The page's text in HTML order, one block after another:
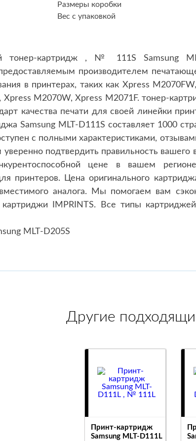
Размеры коробки
Вес с упаковкой
тонер-картридж , № 111S Samsung
производителем
в принтерах, таких как Xpress
Xpress M2070W, Xpress M2071F. тонер-
качества печати для своей линейки
Samsung MLT-D111S составляет 1000
с полными характеристиками,
уверенно подтвердить правильность
цене в вашем
принтеров. Цена оригинального
аналога. Мы помогаем вам
IMPRINTS. Все типы
MLT-D205S
Другие
Принт-картридж
Samsung MLT-D111L